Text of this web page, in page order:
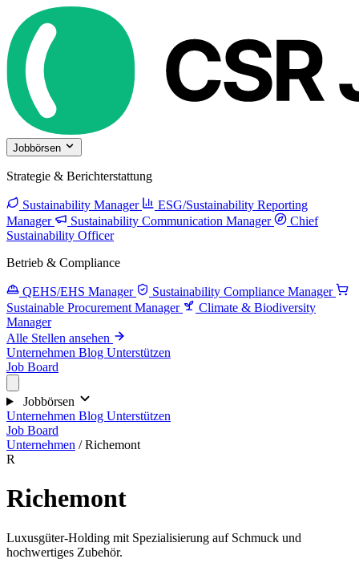
Jobbörsen
Strategie & Berichterstattung
Sustainability Manager
ESG/Sustainability Reporting
Manager
Sustainability Communication Manager
Chief
Sustainability Officer
Betrieb & Compliance
QEHS/EHS Manager
Sustainability Compliance Manager
Sustainable Procurement Manager
Climate & Biodiversity
Manager
Alle Stellen ansehen
Unternehmen Blog Unterstützen
Job Board
Jobbörsen
Unternehmen Blog Unterstützen
Job Board
Unternehmen / Richemont
R
Richemont
Luxusgüter-Holding mit Spezialisierung auf Schmuck und
hochwertiges Zubehör.